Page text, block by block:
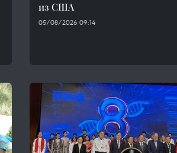
из США
05/08/2026 09:14